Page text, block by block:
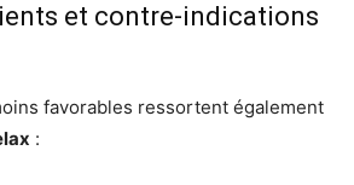
et contre-indications
favorables ressortent également
: